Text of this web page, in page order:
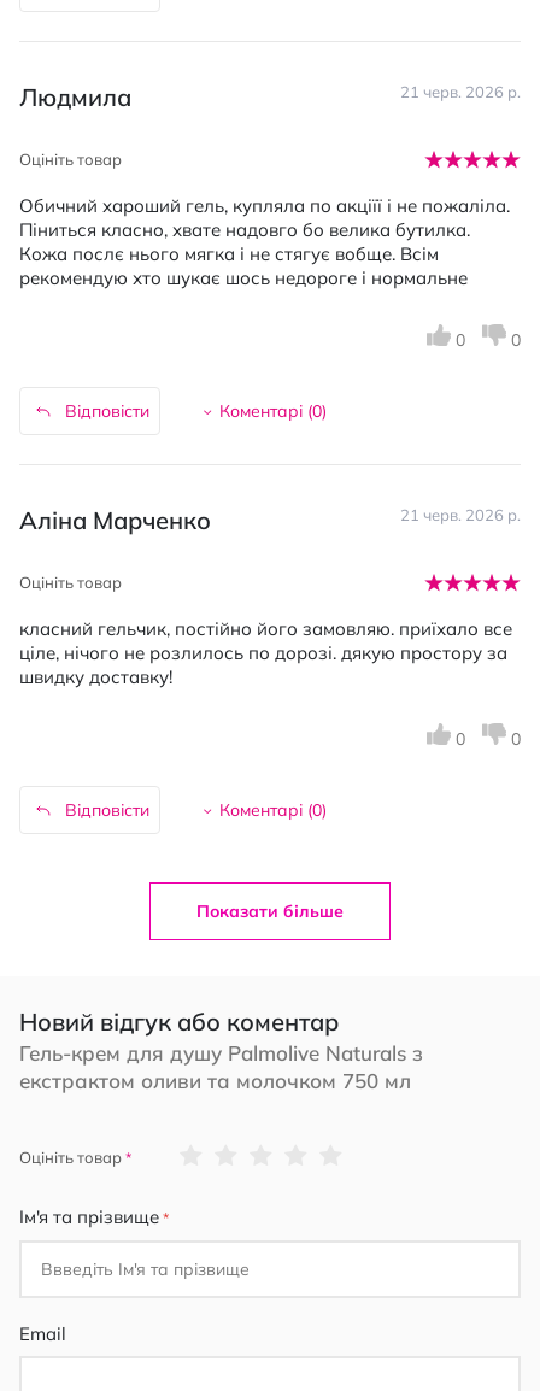
Людмила 21 черв. 2026 р.
Оцініть товар
Обичний хароший гель, купляла по акціїї і не пожаліла.
Піниться класно, хвате надовго бо велика бутилка.
Кожа послє нього мягка і не стягує вобще. Всім
рекомендую хто шукає шось недороге і нормальне
Відповісти Коментарі (0)
0 0
Аліна Марченко 21 черв. 2026 р.
Оцініть товар
класний гельчик, постійно його замовляю. приїхало все
ціле, нічого не розлилось по дорозі. дякую простору за
швидку доставку!
Відповісти Коментарі (0)
0 0
Показати більше
Новий відгук або коментар
Гель-крем для душу Palmolive Naturals з
екстрактом оливи та молочком 750 мл
Оцініть товар
Ім'я та прізвище
Email